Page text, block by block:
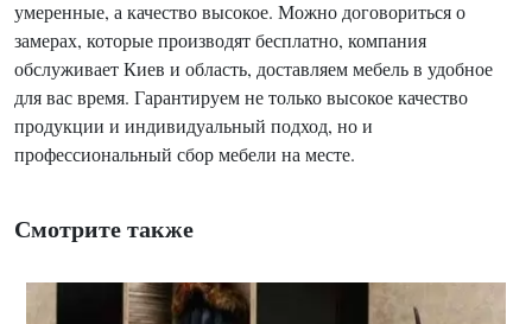
умеренные, а качество высокое. Можно договориться о
замерах, которые производят бесплатно, компания
обслуживает Киев и область, доставляем мебель в удобное
для вас время. Гарантируем не только высокое качество
продукции и индивидуальный подход, но и
профессиональный сбор мебели на месте.
Смотрите также